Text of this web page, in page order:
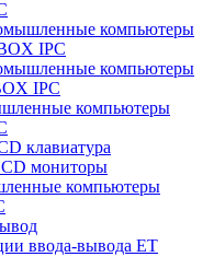
компьютеры
IPC
компьютеры
IPC
компьютеры
клавиатура
мониторы
компьютеры
ввода-вывода ET